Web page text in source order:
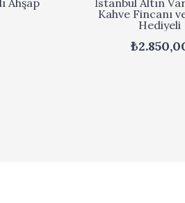
İstanbul Altın
Kahve Fincanı
Hediyeli